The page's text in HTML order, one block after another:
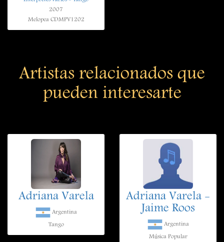
2007
Melopea CDMPV1202
Artistas relacionados que
pueden interesarte
Adriana Varela
Argentina
Tango
Adriana Varela -
Jaime Roos
Argentina
Música Popular